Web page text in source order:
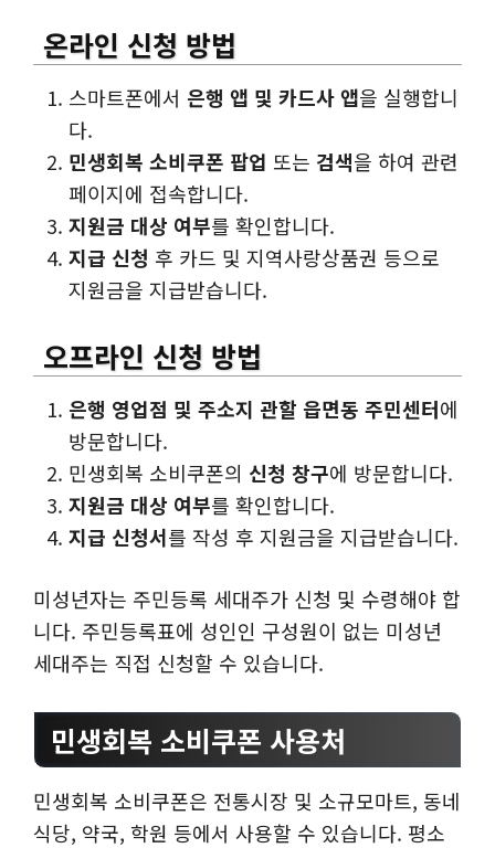
온라인 신청 방법
스마트폰에서 은행 앱 및 카드사 앱을 실행합니
다.
민생회복 소비쿠폰 팝업 또는 검색을 하여 관련
페이지에 접속합니다.
지원금 대상 여부를 확인합니다.
지급 신청 후 카드 및 지역사랑상품권 등으로
지원금을 지급받습니다.
오프라인 신청 방법
은행 영업점 및 주소지 관할 읍면동 주민센터에
방문합니다.
민생회복 소비쿠폰의 신청 창구에 방문합니다.
지원금 대상 여부를 확인합니다.
지급 신청서를 작성 후 지원금을 지급받습니다.
미성년자는 주민등록 세대주가 신청 및 수령해야 합
니다. 주민등록표에 성인인 구성원이 없는 미성년
세대주는 직접 신청할 수 있습니다.
민생회복 소비쿠폰 사용처
민생회복 소비쿠폰은 전통시장 및 소규모마트, 동네
식당, 약국, 학원 등에서 사용할 수 있습니다. 평소